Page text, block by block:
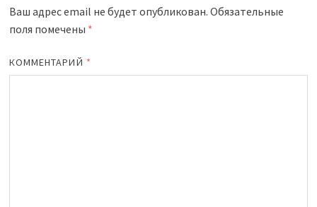
Ваш адрес email не будет опубликован. Обязательные
поля помечены *
КОММЕНТАРИЙ *